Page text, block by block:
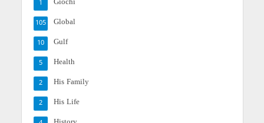
Giochi
1
Global
105
Gulf
10
Health
5
His Family
2
His Life
2